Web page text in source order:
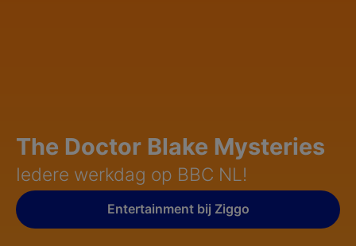
The Doctor Blake Mysteries
Iedere werkdag op BBC NL!
Entertainment bij Ziggo